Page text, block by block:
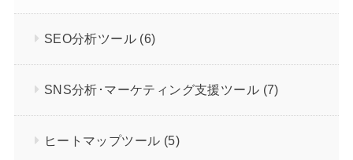
SEO分析ツール (6)
SNS分析･マーケティング支援ツール (7)
ヒートマップツール (5)